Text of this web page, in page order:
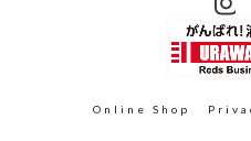
Online Shop